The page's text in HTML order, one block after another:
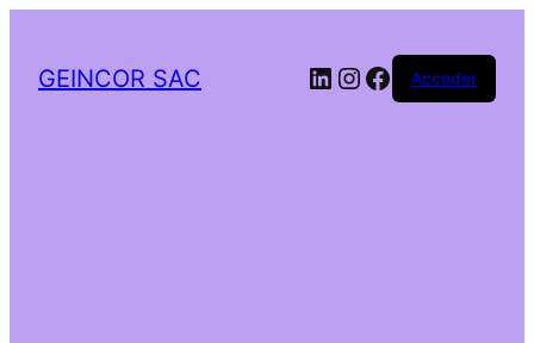
GEINCOR SAC LinkedIn
Instagram
Facebook
Acceder